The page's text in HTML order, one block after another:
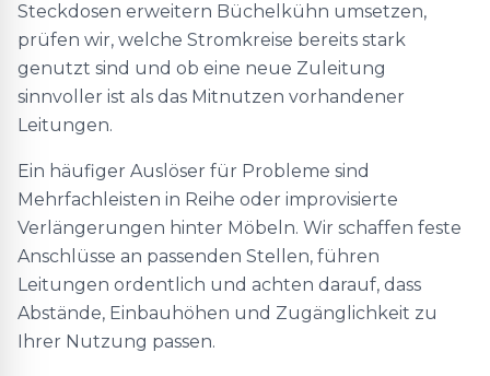
Steckdosen erweitern Büchelkühn umsetzen,
prüfen wir, welche Stromkreise bereits stark
genutzt sind und ob eine neue Zuleitung
sinnvoller ist als das Mitnutzen vorhandener
Leitungen.
Ein häufiger Auslöser für Probleme sind
Mehrfachleisten in Reihe oder improvisierte
Verlängerungen hinter Möbeln. Wir schaffen feste
Anschlüsse an passenden Stellen, führen
Leitungen ordentlich und achten darauf, dass
Abstände, Einbauhöhen und Zugänglichkeit zu
Ihrer Nutzung passen.